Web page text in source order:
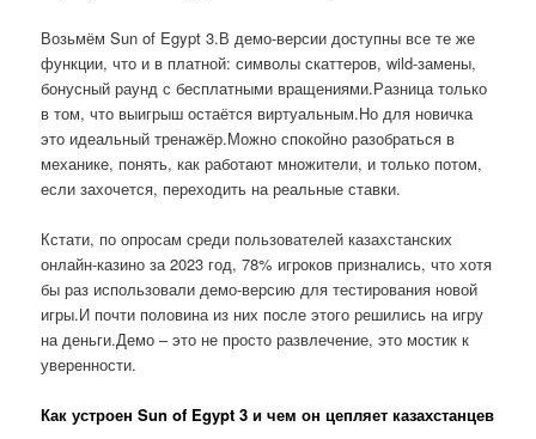
Возьмём Sun of Egypt 3.В демо-версии доступны все те же
функции, что и в платной: символы скаттеров, wild-замены,
бонусный раунд с бесплатными вращениями.Разница только
в том, что выигрыш остаётся виртуальным.Но для новичка
это идеальный тренажёр.Можно спокойно разобраться в
механике, понять, как работают множители, и только потом,
если захочется, переходить на реальные ставки.
Кстати, по опросам среди пользователей казахстанских
онлайн-казино за 2023 год, 78% игроков признались, что хотя
бы раз использовали демо-версию для тестирования новой
игры.И почти половина из них после этого решились на игру
на деньги.Демо – это не просто развлечение, это мостик к
уверенности.
Как устроен Sun of Egypt 3 и чем он цепляет казахстанцев